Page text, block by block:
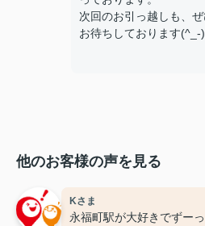
次回のお引っ越しも、
お待ちしております
他のお客様の声を見る
Kさま
永福町駅が大好きでずー